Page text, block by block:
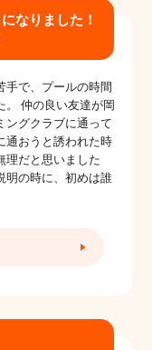
なりました！
手で、プールの時間
。 仲の良い友達が岡
ングクラブに通って
通おうと誘われた時
理だと思いました
明の時に、初めは誰